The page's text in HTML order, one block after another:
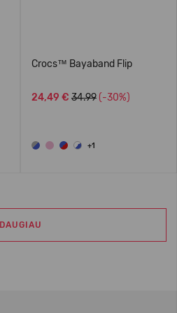
Crocs™ Bayaband Flip
24,49 € 34.99 (-30%)
+1
DAUGIAU